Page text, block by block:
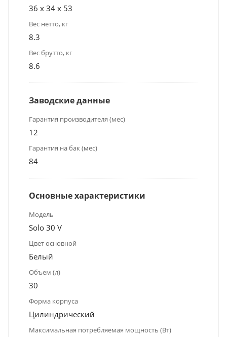
36 x 34 x 53
Вес нетто, кг
8.3
Вес брутто, кг
8.6
Заводские данные
Гарантия производителя (мес)
12
Гарантия на бак (мес)
84
Основные характеристики
Модель
Solo 30 V
Цвет основной
Белый
Объем (л)
30
Форма корпуса
Цилиндрический
Максимальная потребляемая мощность (Вт)